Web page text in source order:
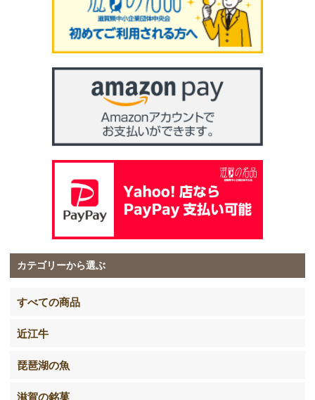
カテゴリーから選ぶ
すべての商品
近江牛
琵琶湖の魚
滋賀の銘菓